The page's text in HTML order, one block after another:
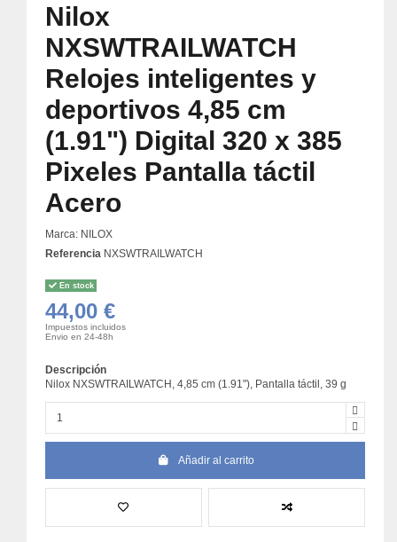
Nilox
NXSWTRAILWATCH
Relojes inteligentes y
deportivos 4,85 cm
(1.91") Digital 320 x 385
Pixeles Pantalla táctil
Acero
Marca: NILOX
Referencia NXSWTRAILWATCH
En stock
44,00 €
Impuestos incluidos
Envio en 24-48h
Descripción
Nilox NXSWTRAILWATCH, 4,85 cm (1.91"), Pantalla táctil, 39 g
Añadir al carrito